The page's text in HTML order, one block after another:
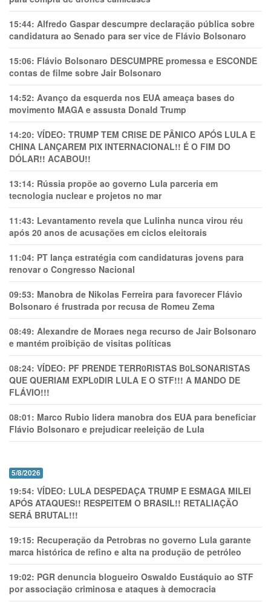
15:44: Alfredo Gaspar descumpre declaração pública sobre
candidatura ao Senado para ser vice de Flávio Bolsonaro
15:06: Flávio Bolsonaro DESCUMPRE promessa e ESCONDE
contas de filme sobre Jair Bolsonaro
14:52: Avanço da esquerda nos EUA ameaça bases do
movimento MAGA e assusta Donald Trump
14:20: VÍDEO: TRUMP TEM CRlSE DE PÂNlCO APÓS LULA E
CHINA LANÇAREM PIX INTERNACIONAL!! É O FIM DO
DÓLAR!! ACABOU!!
13:14: Rússia propõe ao governo Lula parceria em
tecnologia nuclear e projetos no mar
11:43: Levantamento revela que Lulinha nunca virou réu
após 20 anos de acusações em ciclos eleitorais
11:04: PT lança estratégia com candidaturas jovens para
renovar o Congresso Nacional
09:53: Manobra de Nikolas Ferreira para favorecer Flávio
Bolsonaro é frustrada por recusa de Romeu Zema
08:49: Alexandre de Moraes nega recurso de Jair Bolsonaro
e mantém proibição de visitas políticas
08:24: VÍDEO: PF PRENDE TERR0RlSTAS B0LSONARlSTAS
QUE QUERIAM EXPL0DlR LULA E O STF!!! A MANDO DE
FLÁVIO!!!
08:01: Marco Rubio lidera manobra dos EUA para beneficiar
Flávio Bolsonaro e prejudicar reeleição de Lula
5/8/2026
19:54: VÍDEO: LULA DESPEDAÇA TRUMP E ESMAGA MILEI
APÓS ATAQUES!! RESPEITEM O BRASIL!! RETALIAÇÃO
SERÁ BRUTAL!!!
19:15: Recuperação da Petrobras no governo Lula garante
marca histórica de refino e alta na produção de petróleo
19:02: PGR denuncia blogueiro Oswaldo Eustáquio ao STF
por associação criminosa e ataques à democracia